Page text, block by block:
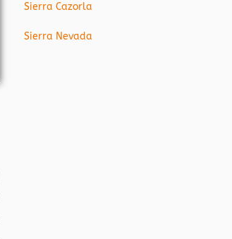
Sierra Cazorla
Sierra Nevada